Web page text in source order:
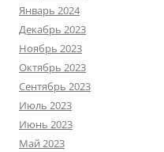
Январь 2024
Декабрь 2023
Ноябрь 2023
Октябрь 2023
Сентябрь 2023
Июль 2023
Июнь 2023
Май 2023